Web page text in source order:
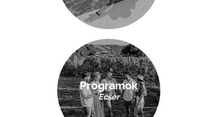
Programok
Ecser